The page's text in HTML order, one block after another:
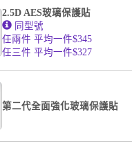
2.5D AES玻璃保護貼
同型號
任兩件 平均一件$345
任三件 平均一件$327
第二代全面強化玻璃保護貼